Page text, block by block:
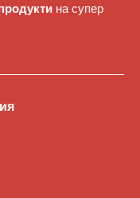
на супер